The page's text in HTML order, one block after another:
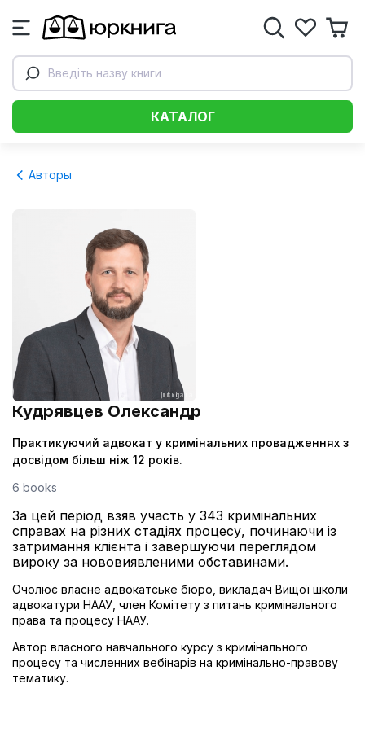
Введіть назву книги
КАТАЛОГ
Авторы
Кудрявцев Олександр
Практикуючий адвокат у кримінальних провадженнях з
досвідом більш ніж 12 років.
6 books
За цей період взяв участь у 343 кримінальних
справах на різних стадіях процесу, починаючи із
затримання клієнта і завершуючи переглядом
вироку за нововиявленими обставинами.
Очолює власне адвокатське бюро, викладач Вищої школи
адвокатури НААУ, член Комітету з питань кримінального
права та процесу НААУ.
Автор власного навчального курсу з кримінального
процесу та численних вебінарів на кримінально-правову
тематику.